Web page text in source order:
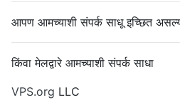
आपण आमच्याशी संपर्क साधू इच्छित
किंवा मेलद्वारे आमच्याशी संपर्क साधा
VPS.org LLC